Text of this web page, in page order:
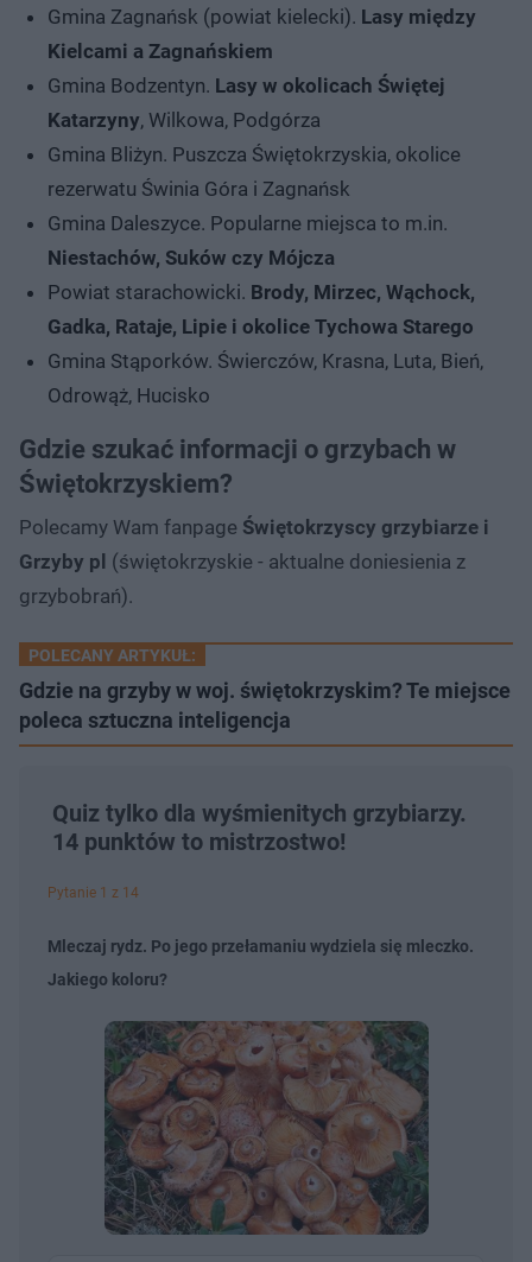
Gmina Zagnańsk (powiat kielecki). Lasy między
Kielcami a Zagnańskiem
Gmina Bodzentyn. Lasy w okolicach Świętej
Katarzyny, Wilkowa, Podgórza
Gmina Bliżyn. Puszcza Świętokrzyskia, okolice
rezerwatu Świnia Góra i Zagnańsk
Gmina Daleszyce. Popularne miejsca to m.in.
Niestachów, Suków czy Mójcza
Powiat starachowicki. Brody, Mirzec, Wąchock,
Gadka, Rataje, Lipie i okolice Tychowa Starego
Gmina Stąporków. Świerczów, Krasna, Luta, Bień,
Odrowąż, Hucisko
Gdzie szukać informacji o grzybach w
Świętokrzyskiem?
Polecamy Wam fanpage Świętokrzyscy grzybiarze i
Grzyby pl (świętokrzyskie - aktualne doniesienia z
grzybobrań).
POLECANY ARTYKUŁ:
Gdzie na grzyby w woj. świętokrzyskim? Te miejsce
poleca sztuczna inteligencja
Quiz tylko dla wyśmienitych grzybiarzy.
14 punktów to mistrzostwo!
Pytanie 1 z 14
Mleczaj rydz. Po jego przełamaniu wydziela się mleczko.
Jakiego koloru?